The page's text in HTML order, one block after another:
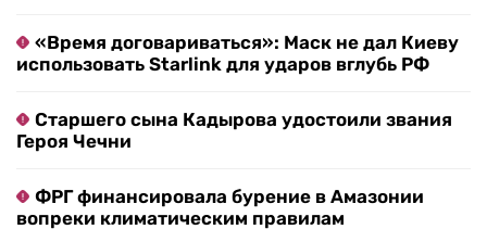
«Время договариваться»: Маск не дал Киеву
использовать Starlink для ударов вглубь РФ
Старшего сына Кадырова удостоили звания
Героя Чечни
ФРГ финансировала бурение в Амазонии
вопреки климатическим правилам